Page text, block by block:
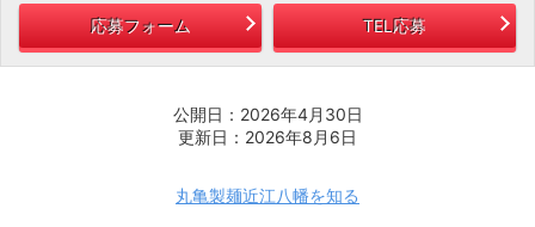
応募フォーム TEL応募
公開日：2026年4月30日
更新日：2026年8月6日
丸亀製麺近江八幡を知る